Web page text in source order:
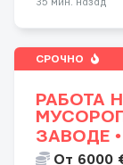
35 мин. назад
СРОЧНО
РАБОТА
ЗАВОДЕ
От 6000